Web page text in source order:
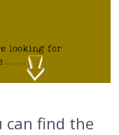
can find the